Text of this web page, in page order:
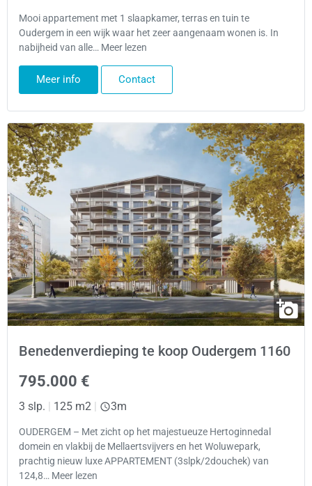
Mooi appartement met 1 slaapkamer, terras en tuin te
Oudergem in een wijk waar het zeer aangenaam wonen is. In
nabijheid van alle… Meer lezen
Meer info Contact
Benedenverdieping te koop Oudergem 1160
795.000 €
3 slp. | 125 m2 | 3m
OUDERGEM – Met zicht op het majestueuze Hertoginnedal
domein en vlakbij de Mellaertsvijvers en het Woluwepark,
prachtig nieuw luxe APPARTEMENT (3slpk/2douchek) van
124,8… Meer lezen